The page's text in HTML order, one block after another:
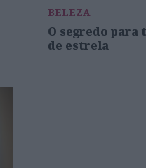
BELEZA
O segredo
de estrela